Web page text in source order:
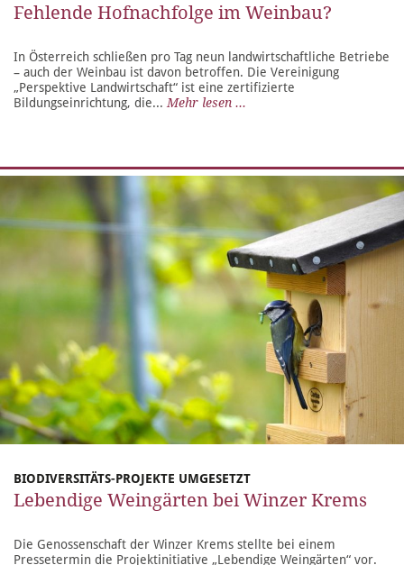
Fehlende Hofnachfolge im Weinbau?
In Österreich schließen pro Tag neun landwirtschaftliche Betriebe
– auch der Weinbau ist davon betroffen. Die Vereinigung
„Perspektive Landwirtschaft“ ist eine zertifizierte
Bildungseinrichtung, die... Mehr lesen ...
BIODIVERSITÄTS-PROJEKTE UMGESETZT
Lebendige Weingärten bei Winzer Krems
Die Genossenschaft der Winzer Krems stellte bei einem
Pressetermin die Projektinitiative „Lebendige Weingärten“ vor.